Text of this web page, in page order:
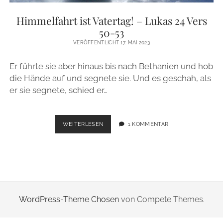
IMPRESSUM
instagram
email
Himmelfahrt ist Vatertag! – Lukas 24 Vers
50-53
VERÖFFENTLICHT 17. MAI 2023
Er führte sie aber hinaus bis nach Bethanien und hob
die Hände auf und segnete sie. Und es geschah, als
er sie segnete, schied er…
WEITERLESENHIMMELFAHRT
IST
53
1 KOMMENTAR
WordPress-Theme Chosenvon Compete Themes.